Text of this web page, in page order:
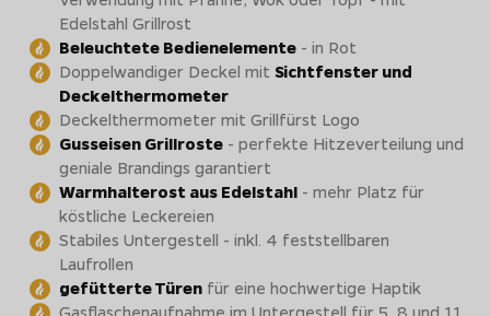
Edelstahl Grillrost
Beleuchtete Bedienelemente - in Rot
Doppelwandiger Deckel mitSichtfenster und
Deckelthermometer
Deckelthermometer mit Grillfürst Logo
Gusseisen Grillroste - perfekte Hitzeverteilung und
geniale Brandings garantiert
Warmhalterost aus Edelstahl - mehr Platz für
köstliche Leckereien
Stabiles Untergestell - inkl. 4 feststellbaren
Laufrollen
gefütterte Türen für eine hochwertige Haptik